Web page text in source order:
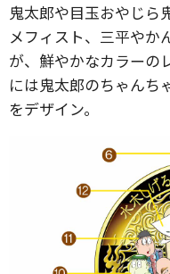
鬼太郎や目玉おやじら
メフィスト、三平やか
が、鮮やかなカラーの
には鬼太郎のちゃんち
をデザイン。